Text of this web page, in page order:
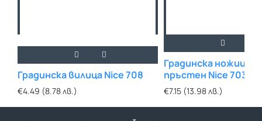
Градинска вилица Nice 708
€4.49 (8.78 лв.)
Градинска ножица
пръстен Nice 703
€7.15 (13.98 лв.)